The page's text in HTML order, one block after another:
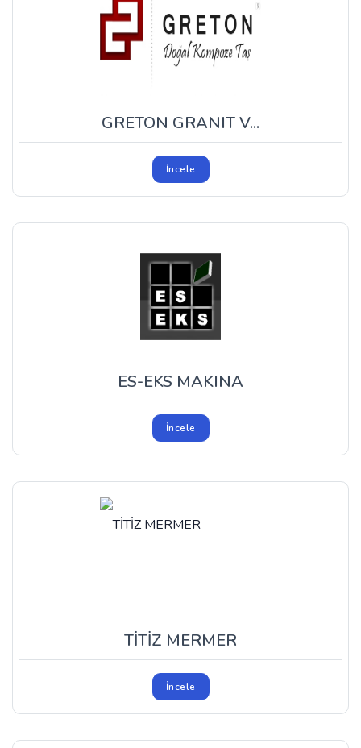
GRETON GRANIT V...
İncele
ES-EKS MAKINA
İncele
TİTİZ MERMER
İncele